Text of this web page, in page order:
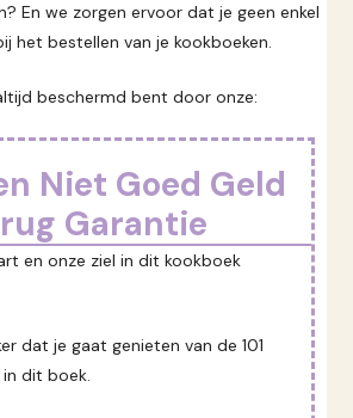
En we zorgen ervoor dat je geen enkel
het bestellen van je kookboeken.
beschermd bent door onze:
Niet Goed Geld
Garantie
en onze ziel in dit kookboek
dat je gaat genieten van de 101
dit boek.